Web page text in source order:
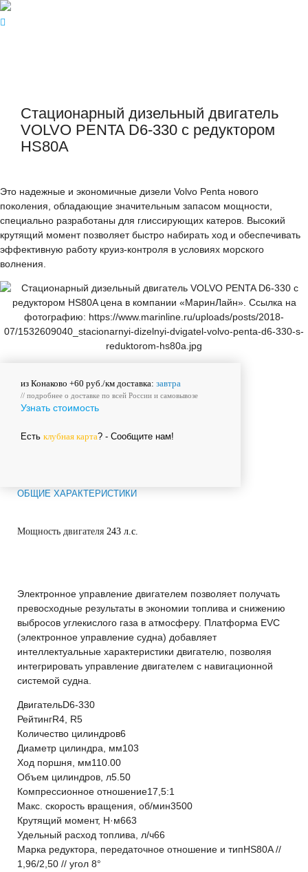
Стационарный дизельный двигатель
VOLVO PENTA D6-330 с редуктором
HS80A
Это надежные и экономичные дизели Volvo Penta нового
поколения, обладающие значительным запасом мощности,
специально разработаны для глиссирующих катеров. Высокий
крутящий момент позволяет быстро набирать ход и обеспечивать
эффективную работу круиз-контроля в условиях морского
волнения.
из Конаково +60 руб./км доставка: завтра
// подробнее о доставке по всей России и самовывозе
Узнать стоимость
Есть клубная карта? - Сообщите нам!
ОБЩИЕ ХАРАКТЕРИСТИКИ
Мощность двигателя 243 л.с.
Электронное управление двигателем позволяет получать
превосходные результаты в экономии топлива и снижению
выбросов углекислого газа в атмосферу. Платформа EVC
(электронное управление судна) добавляет
интеллектуальные характеристики двигателю, позволяя
интегрировать управление двигателем с навигационной
системой судна.
ДвигательD6-330
РейтингR4, R5
Количество цилиндров6
Диаметр цилиндра, мм103
Ход поршня, мм110.00
Объем цилиндров, л5.50
Компрессионное отношение17,5:1
Макс. скорость вращения, об/мин3500
Крутящий момент, Н·м663
Удельный расход топлива, л/ч66
Марка редуктора, передаточное отношение и типHS80A //
1,96/2,50 // угол 8°